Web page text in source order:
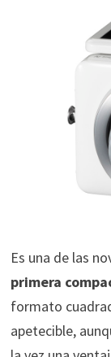
Es una de las
primera
formato
apetecible,